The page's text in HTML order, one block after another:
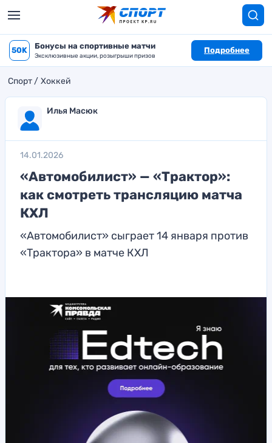
50K Бонусы на спортивные матчи
Эксклюзивные акции, розыгрыши призов
Подробнее
Спорт Хоккей
Илья Масюк
14.01.2026
«Автомобилист» — «Трактор»:
как смотреть трансляцию матча
КХЛ
«Автомобилист» сыграет 14 января против
«Трактора» в матче КХЛ